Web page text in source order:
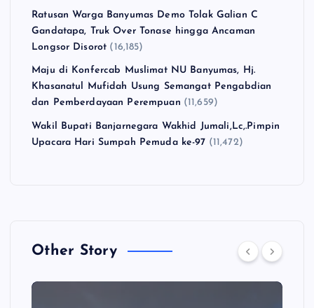
Ratusan Warga Banyumas Demo Tolak Galian C
Gandatapa, Truk Over Tonase hingga Ancaman
Longsor Disorot (16,185)
Maju di Konfercab Muslimat NU Banyumas, Hj.
Khasanatul Mufidah Usung Semangat Pengabdian
dan Pemberdayaan Perempuan (11,659)
Wakil Bupati Banjarnegara Wakhid Jumali,Lc,.Pimpin
Upacara Hari Sumpah Pemuda ke-97 (11,472)
Other Story